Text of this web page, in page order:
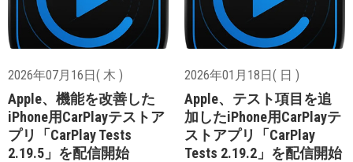
2026年07月16日( 木 )
Apple、機能を改善した
iPhone用CarPlayテストア
プリ「CarPlay Tests
2.19.5」を配信開始
2026年01月18日( 日 )
Apple、テスト項目を追
加したiPhone用CarPlayテ
ストアプリ「CarPlay
Tests 2.19.2」を配信開始